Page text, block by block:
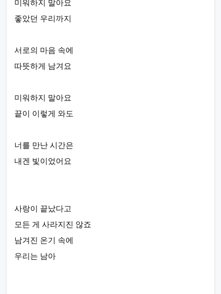
미워하지 말아요
좋았던 우리까지
서로의 마음 속에
따뜻하게 남겨요
미워하지 말아요
끝이 이렇게 와도
너를 만난 시간은
내겐 빛이었어요
사랑이 끝났다고
모든 게 사라지진 않죠
남겨진 온기 속에
우리는 남아